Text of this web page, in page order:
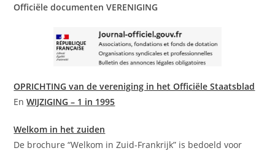
Officiële documenten VERENIGING
OPRICHTING van de vereniging in het Officiële Staatsblad
EnWIJZIGING – 1 in 1995
Welkom in het zuiden
De brochure “Welkom in Zuid-Frankrijk” is bedoeld voor